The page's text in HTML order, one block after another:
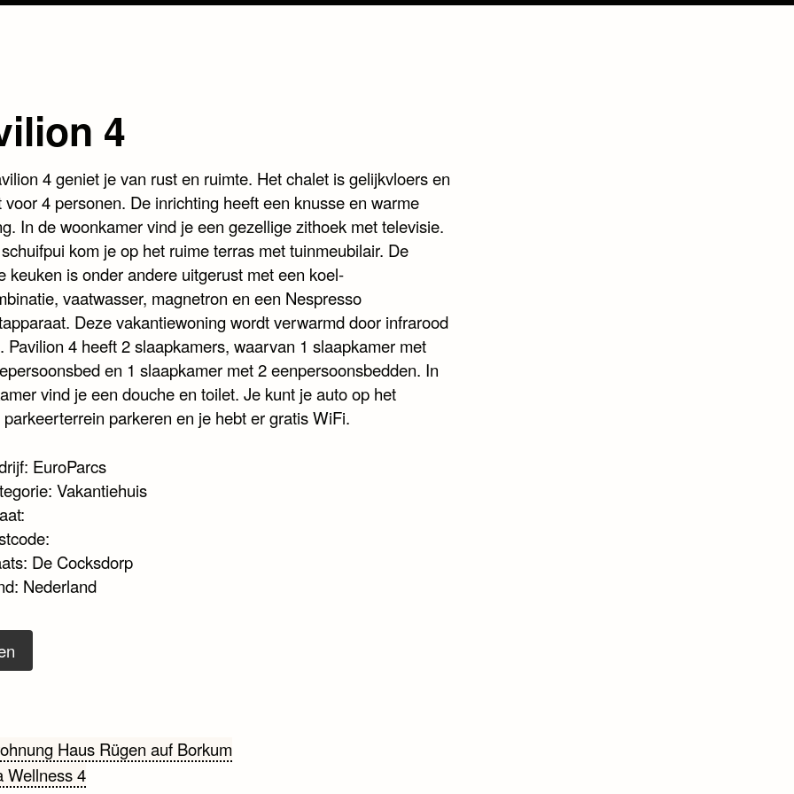
4
4 geniet je van rust en ruimte. Het chalet is gelijkvloers en
voor 4 personen. De inrichting heeft een knusse en warme
In de woonkamer vind je een gezellige zithoek met televisie.
kom je op het ruime terras met tuinmeubilair. De
keuken is onder andere uitgerust met een koel-
vaatwasser, magnetron en een Nespresso
Deze vakantiewoning wordt verwarmd door infrarood
Pavilion 4 heeft 2 slaapkamers, waarvan 1 slaapkamer met
en 1 slaapkamer met 2 eenpersoonsbedden. In
vind je een douche en toilet. Je kunt je auto op het
parkeren en je hebt er gratis WiFi.
EuroParcs
Vakantiehuis
De Cocksdorp
Nederland
Haus Rügen auf Borkum
Wellness 4